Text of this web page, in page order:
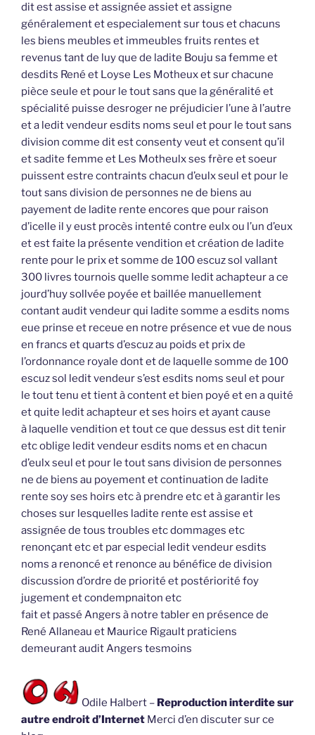
dit est assise et assignée assiet et assigne
généralement et especialement sur tous et chacuns
les biens meubles et immeubles fruits rentes et
revenus tant de luy que de ladite Bouju sa femme et
desdits René et Loyse Les Motheux et sur chacune
pièce seule et pour le tout sans que la généralité et
spécialité puisse desroger ne préjudicier l’une à l’autre
et a ledit vendeur esdits noms seul et pour le tout sans
division comme dit est consenty veut et consent qu’il
et sadite femme et Les Motheulx ses frère et soeur
puissent estre contraints chacun d’eulx seul et pour le
tout sans division de personnes ne de biens au
payement de ladite rente encores que pour raison
d’icelle il y eust procès intenté contre eulx ou l’un d’eux
et est faite la présente vendition et création de ladite
rente pour le prix et somme de 100 escuz sol vallant
300 livres tournois quelle somme ledit achapteur a ce
jourd’huy sollvée poyée et baillée manuellement
contant audit vendeur qui ladite somme a esdits noms
eue prinse et receue en notre présence et vue de nous
en francs et quarts d’escuz au poids et prix de
l’ordonnance royale dont et de laquelle somme de 100
escuz sol ledit vendeur s’est esdits noms seul et pour
le tout tenu et tient à content et bien poyé et en a quité
et quite ledit achapteur et ses hoirs et ayant cause
à laquelle vendition et tout ce que dessus est dit tenir
etc oblige ledit vendeur esdits noms et en chacun
d’eulx seul et pour le tout sans division de personnes
ne de biens au poyement et continuation de ladite
rente soy ses hoirs etc à prendre etc et à garantir les
choses sur lesquelles ladite rente est assise et
assignée de tous troubles etc dommages etc
renonçant etc et par especial ledit vendeur esdits
noms a renoncé et renonce au bénéfice de division
discussion d’ordre de priorité et postériorité foy
jugement et condempnaiton etc
fait et passé Angers à notre tabler en présence de
René Allaneau et Maurice Rigault praticiens
demeurant audit Angers tesmoins
Odile Halbert – Reproduction interdite sur
autre endroit d’Internet Merci d’en discuter sur ce